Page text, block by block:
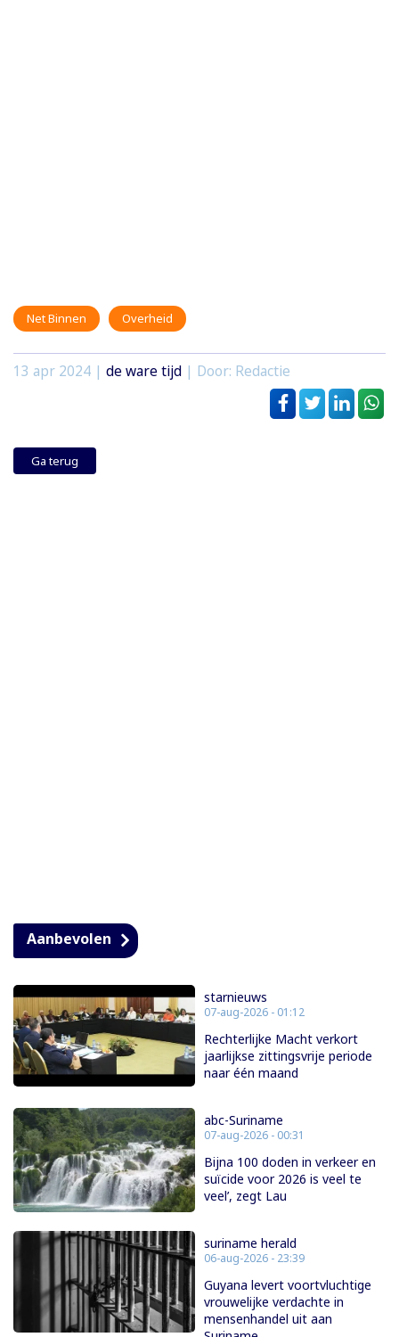
Net Binnen Overheid
13 apr 2024 | de ware tijd | Door: Redactie
Ga terug
Aanbevolen
starnieuws
07-aug-2026 - 01:12
Rechterlijke Macht verkort
jaarlijkse zittingsvrije periode
naar één maand
abc-Suriname
07-aug-2026 - 00:31
Bijna 100 doden in verkeer en
suïcide voor 2026 is veel te
veel’, zegt Lau
suriname herald
06-aug-2026 - 23:39
Guyana levert voortvluchtige
vrouwelijke verdachte in
mensenhandel uit aan